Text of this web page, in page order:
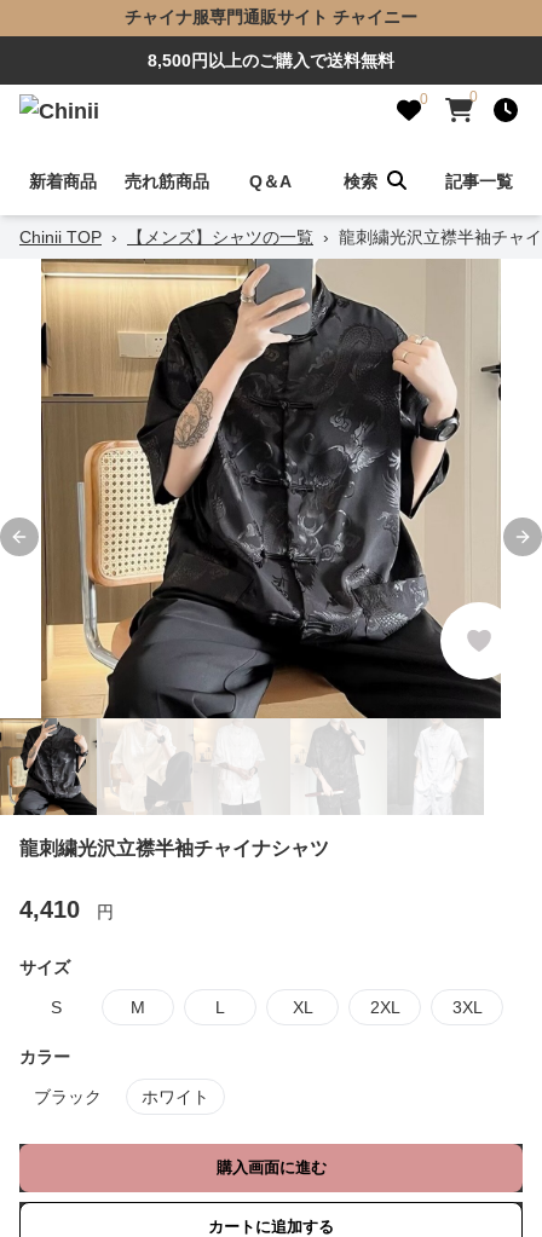
チャイナ服専門通販サイト チャイニー
8,500円以上のご購入で送料無料
0 0
新着商品 売れ筋商品 Q＆A 検索 記事一覧
Chinii TOP › 【メンズ】シャツの一覧 › 龍刺繍光沢立襟半袖チャ
Previous slide
龍刺繍光沢立襟半袖チャイナシャツ
4,410 円
サイズ
S M L XL 2XL 3XL
カラー
ブラック ホワイト
購入画面に進む
カートに追加する